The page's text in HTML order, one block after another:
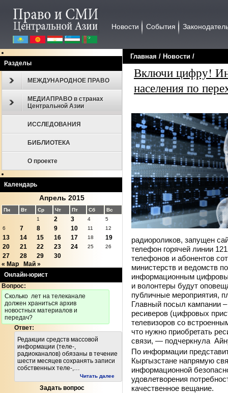
Новости События
Разделы
МЕЖДУНАРОДНОЕ ПРАВО
МЕДИАПРАВО в странах
Центральной Азии
ИССЛЕДОВАНИЯ
БИБЛИОТЕКА
О проекте
Календарь
Апрель 2015
Пн Вт Ср Чт Пт Сб
Вс
1
2 3 4
5
6
7 8 9 10 11 12
13 14 15 16 17 18
19
20
21 22 23 24 25 26
27 28 29
30
« Мар
Май »
Онлайн-юрист
Вопрос:
Cколько лет на телеканале
должен храниться архив
новостных материалов и
передач?
Ответ:
Редакции средств массовой
информации (теле-,
радиоканалов) обязаны в течение
шести месяцев сохранять записи
собственных теле-,…
Читать далее
Задать вопрос
Главная / Новости /
Включи цифру!
населения по
радиороликов, запущен
телефон горячей линии
телефонов и абонентов
министерств и ведомств
информационным
и волонтеры будут
публичные мероприятия,
Главный посыл кампании
ресиверов (цифровых
телевизоров со
что нужно приобретать
связи, — подчеркнула
По информации
Кыргызстане напрямую
информационной
удовлетворения
качественное вещание.